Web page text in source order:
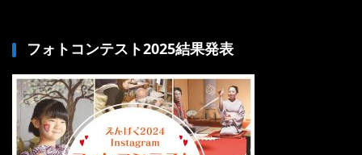
フォトコンテスト2025結果発表